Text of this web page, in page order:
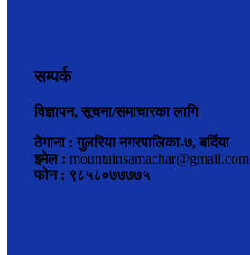
सम्पर्क
विज्ञापन, सूचना/समाचारका लागि
ठेगाना : गुलरिया नगरपालिका-७, बर्दिया
इमेल : mountainsamachar@gmail.com
फोन : ९८५८०७७७७५